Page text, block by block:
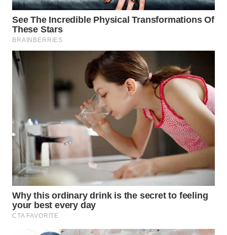
SULUT
WN
MALUKU
DAIRI
DANAU
TOBA
WN
NIAS